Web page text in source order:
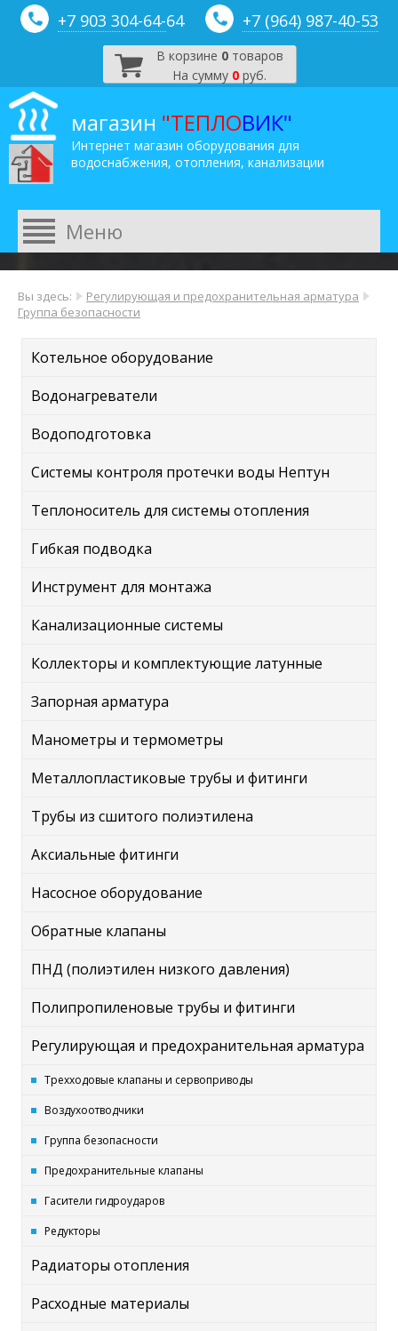
+7 903 304-64-64 +7 (964) 987-40-53
В корзине 0товаров
На сумму 0 руб.
магазин "ТЕПЛОВИК"
Интернет магазин оборудования для
водоснабжения, отопления, канализации
Вы здесь:
Регулирующая и предохранительная арматура
Группа безопасности
Котельное оборудование
Водонагреватели
Водоподготовка
Системы контроля протечки воды Нептун
Теплоноситель для системы отопления
Гибкая подводка
Инструмент для монтажа
Канализационные системы
Коллекторы и комплектующие латунные
Запорная арматура
Манометры и термометры
Металлопластиковые трубы и фитинги
Трубы из сшитого полиэтилена
Аксиальные фитинги
Насосное оборудование
Обратные клапаны
ПНД (полиэтилен низкого давления)
Полипропиленовые трубы и фитинги
Регулирующая и предохранительная арматура
Трехходовые клапаны и сервоприводы
Воздухоотводчики
Группа безопасности
Предохранительные клапаны
Гасители гидроударов
Редукторы
Радиаторы отопления
Расходные материалы